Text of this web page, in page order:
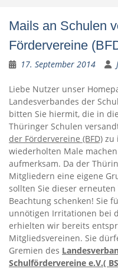
Mails an Schulen
Fördervereine
17. September 2014
Liebe Nutzer unser
Landesverbandes der
bitten Sie hiermit, die in
Thüringer Schulen
der Fördervereine (BFD) zu
wiederholten Male
aufmerksam. Da der
Mitgliedern eine eigene
sollten Sie dieser
Beachtung schenken! Sie
unnötigen Irritationen bei
erhielten wir bereits
Mitgliedsvereinen. Sie
Gremien des
Schulfördervereine e.V.(